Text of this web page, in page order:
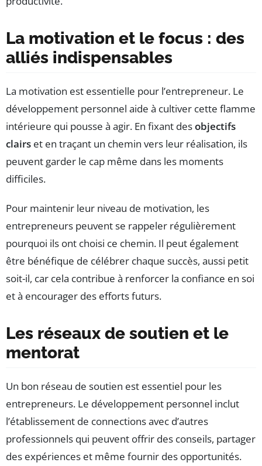
La motivation et le focus : des
alliés indispensables
La motivation est essentielle pour l’entrepreneur. Le
développement personnel aide à cultiver cette flamme
intérieure qui pousse à agir. En fixant desobjectifs
clairs et en traçant un chemin vers leur réalisation, ils
peuvent garder le cap même dans les moments
difficiles.
Pour maintenir leur niveau de motivation, les
entrepreneurs peuvent se rappeler régulièrement
pourquoi ils ont choisi ce chemin. Il peut également
être bénéfique de célébrer chaque succès, aussi petit
soit-il, car cela contribue à renforcer la confiance en soi
et à encourager des efforts futurs.
Les réseaux de soutien et le
mentorat
Un bon réseau de soutien est essentiel pour les
entrepreneurs. Le développement personnel inclut
l’établissement de connections avec d’autres
professionnels qui peuvent offrir des conseils, partager
des expériences et même fournir des opportunités.